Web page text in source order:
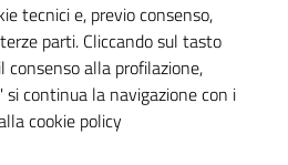
sito
tecnici e, previo consenso,
parti. Cliccando sul tasto
alla profilazione,
continua la navigazione con i
cookie policy